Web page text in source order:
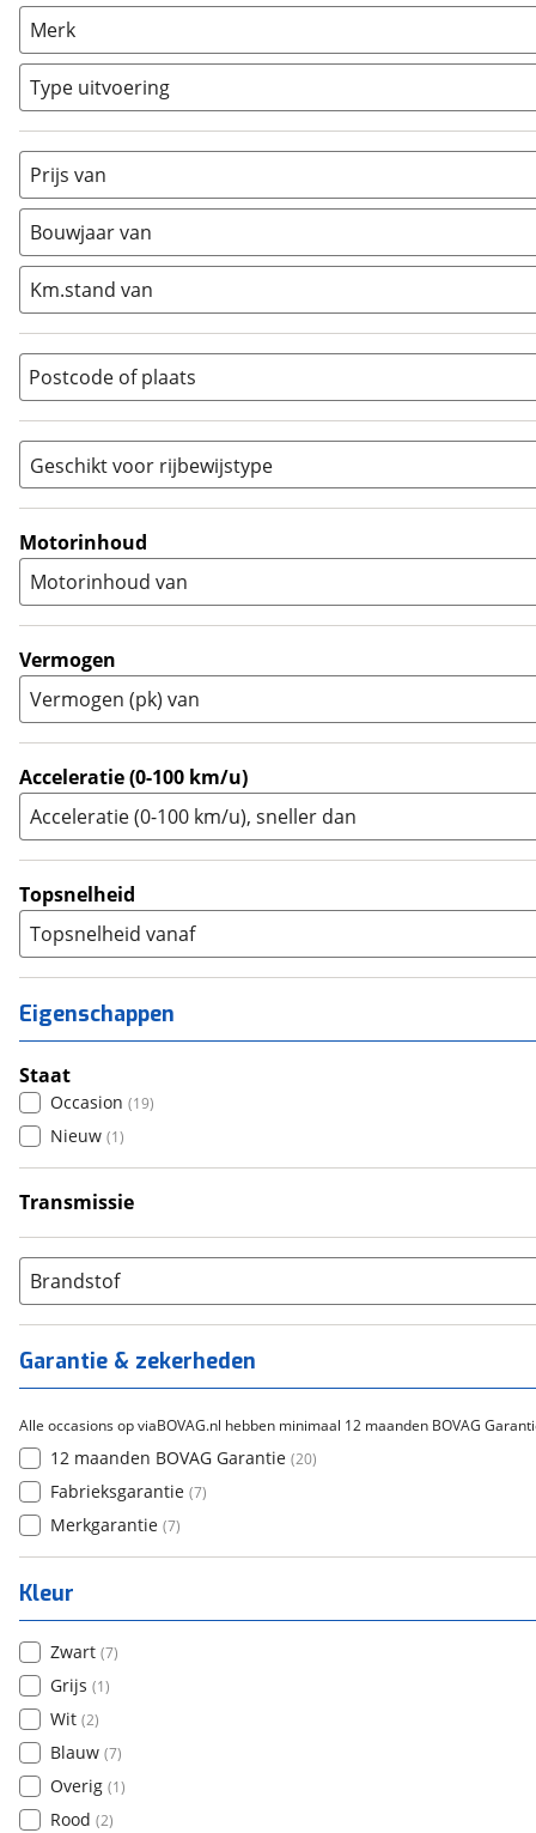
AllRoad (2)
Chopper
Classic
Crosser (4)
Enduro
Minibike (0)
Motorscooter
Naked
Overig (0)
Racer ( 0)
Sport (4)
Sport Touring
Supermotard (0)
Supersport
Tourer (1)
Touring Enduro
Trike (0)
Zijspan 0)
Merk
Type uitvoering
Prijs van
Bouwjaar van
Km.stand van
Postcode of plaats
Geschikt voor rijbewijstype
A (16)
A1 (1)
(
Motorinhoud
Motorinhoud van
Vermogen
Vermogen (pk) van
Acceleratie (0-100 km/u)
Acceleratie (0-100 km/u), sneller dan
Topsnelheid
Topsnelheid vanaf
Eigenschappen
Staat
Occasion (19)
Nieuw (1)
Transmissie
Automatisch (1)
Brandstof
Garantie & zekerheden
Alle occasions op viaBOVAG.nl hebben minimaal 12 maanden BOVAG
12 maanden BOVAG Garantie (20)
Fabrieksgarantie (7)
Merkgarantie (7)
Kleur
Zwart (7)
Grijs (1)
Wit (2)
Blauw (7)
Overig (1)
Rood (2)